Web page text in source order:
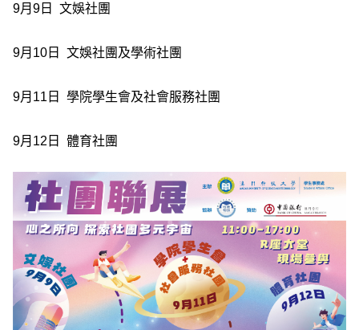
9月9日 文娛社團
9月10日 文娛社團及學術社團
9月11日 學院學生會及社會服務社團
9月12日 體育社團